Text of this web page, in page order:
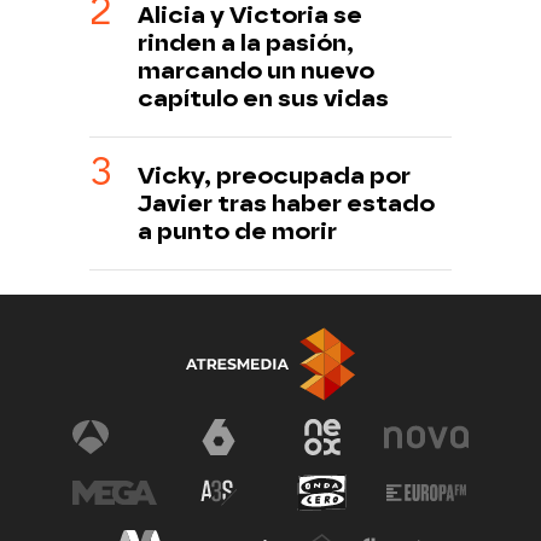
Alicia y Victoria se
rinden a la pasión,
marcando un nuevo
capítulo en sus vidas
Vicky, preocupada por
Javier tras haber estado
a punto de morir